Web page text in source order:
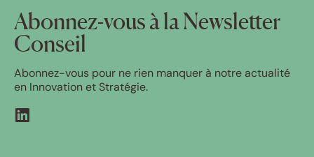
Abonnez-vous à la Newsletter
Conseil
Abonnez-vous pour ne rien manquer à notre actualité
en Innovation et Stratégie.